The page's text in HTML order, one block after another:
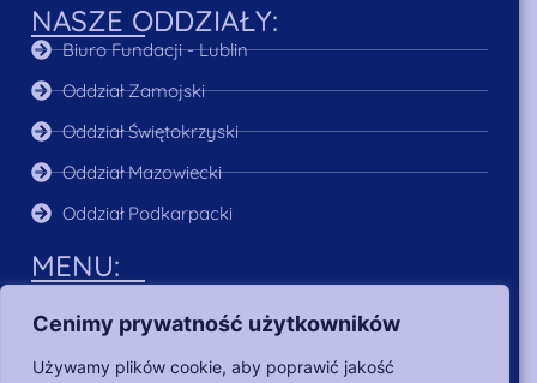
Cenimy prywatność użytkowników
Używamy plików cookie, aby poprawić jakość
NASZE ODDZIAŁY:
Biuro Fundacji - Lublin
Oddział Zamojski
Oddział Świętokrzyski
Oddział Mazowiecki
Oddział Podkarpacki
MENU:
Aktualności
Poszukujący pracy